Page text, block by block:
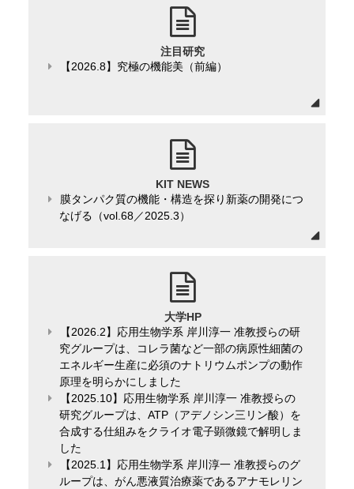
注目研究
【2026.8】究極の機能美（前編）
KIT NEWS
膜タンパク質の機能・構造を探り新薬の開発につ
なげる（vol.68／2025.3）
大学HP
【2026.2】応用生物学系 岸川淳一 准教授らの研
究グループは、コレラ菌など一部の病原性細菌の
エネルギー生産に必須のナトリウムポンプの動作
原理を明らかにしました
【2025.10】応用生物学系 岸川淳一 准教授らの
研究グループは、ATP（アデノシン三リン酸）を
合成する仕組みをクライオ電子顕微鏡で解明しま
した
【2025.1】応用生物学系 岸川淳一 准教授らのグ
ループは、がん悪液質治療薬であるアナモレリン